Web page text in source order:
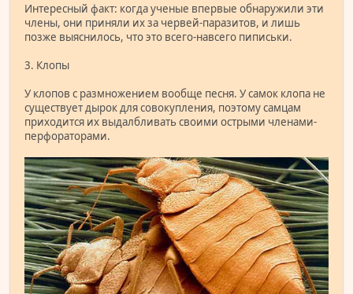
Интересный факт: когда ученые впервые обнаружили эти
члены, они приняли их за червей-паразитов, и лишь
позже выяснилось, что это всего-навсего пиписьки.
3. Клопы
У клопов с размножением вообще песня. У самок клопа не
существует дырок для совокупления, поэтому самцам
приходится их выдалбливать своими острыми членами-
перфораторами.